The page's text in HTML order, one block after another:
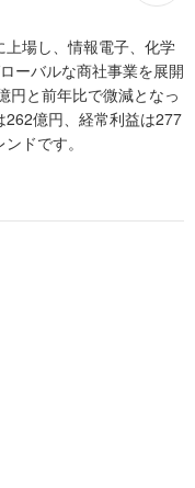
場し、情報電子、化学
ーバルな商社事業を展開
円と前年比で微減となっ
262億円、経常利益は277
ドです。